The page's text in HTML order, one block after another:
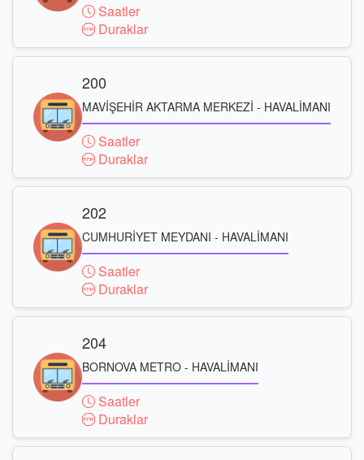
Saatler
Duraklar
200
MAVİŞEHİR AKTARMA MERKEZİ - HAVALİMANI
Saatler
Duraklar
202
CUMHURİYET MEYDANI - HAVALİMANI
Saatler
Duraklar
204
BORNOVA METRO - HAVALİMANI
Saatler
Duraklar